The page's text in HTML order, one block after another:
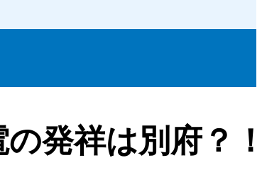
発祥は別府？